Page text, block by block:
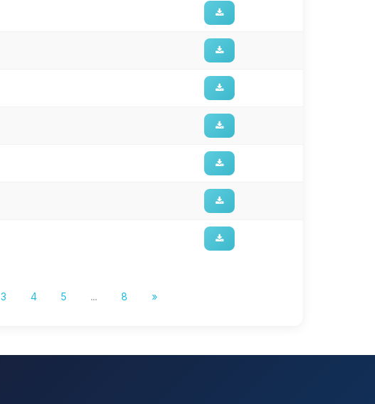
3 4 5 ... 8 »